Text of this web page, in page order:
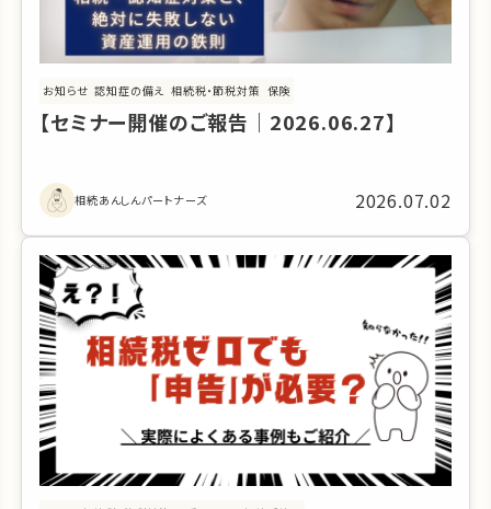
お知らせ 認知症の備え 相続税・節税対策 保険
【セミナー開催のご報告｜2026.06.27】
相続あんしんパートナーズ 2026.07.02